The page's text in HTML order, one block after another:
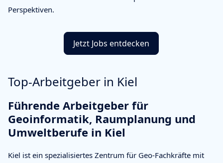
Perspektiven.
Jetzt Jobs entdecken
Top-Arbeitgeber in Kiel
Führende Arbeitgeber für
Geoinformatik, Raumplanung und
Umweltberufe in Kiel
Kiel ist ein spezialisiertes Zentrum für Geo-Fachkräfte mit